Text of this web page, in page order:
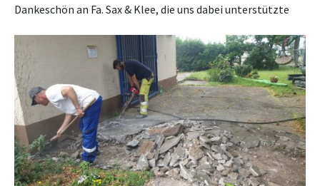
Dankeschön an Fa. Sax & Klee, die uns dabei unterstützte